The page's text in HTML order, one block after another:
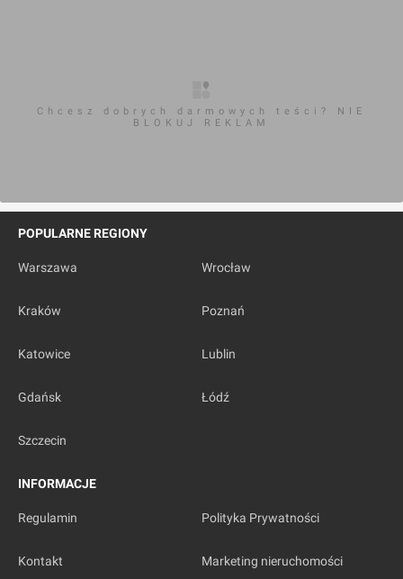
Chcesz dobrych darmowych teści? NIE
BLOKUJ REKLAM
POPULARNE REGIONY
Warszawa Wrocław
Kraków Poznań
Katowice Lublin
Gdańsk Łódź
Szczecin
INFORMACJE
Regulamin Polityka Prywatności
Kontakt Marketing nieruchomości